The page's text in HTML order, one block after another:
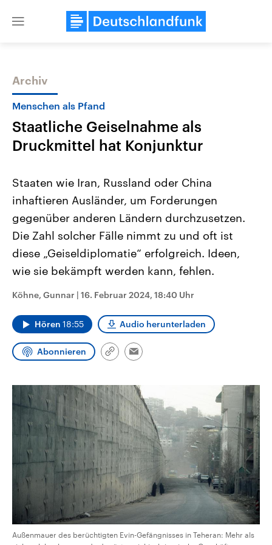
Close
Themen
Landtagswahl Sachsen-Anhalt
2026
Alle Informationen
Sachsen-Anhalt wählt am 6.
September 2026 einen neuen
Landtag. Seit 2021 wird das
Bundesland von einer Koalition aus
CDU, SPD und FDP regiert.-
Umfragen, Prognosen,
Wahlprogramme, aktuelle Berichte
und Kandidaten der anstehenden
Wahl.
USA
Aktuelle Beiträge,
Hintergründe
Wirtschaftlich und
gehören die Vereinigten
den mächtigsten Ländern
mit großem Einfluss auf
Archiv
Menschen als Pfand
Staatliche Geiselnahme als
Druckmittel hat Konjunktur
Staaten wie Iran, Russland oder China
inhaftieren Ausländer, um Forderungen
gegenüber anderen Ländern durchzusetzen.
Die Zahl solcher Fälle nimmt zu und oft ist
diese „Geiseldiplomatie“ erfolgreich. Ideen,
wie sie bekämpft werden kann, fehlen.
Köhne, Gunnar | 16. Februar 2024, 18:40 Uhr
Hören 18:55 Audio herunterladen
Abonnieren
Link
Email
Außenmauer des berüchtigten Evin-Gefängnisses in Teheran: Mehr als